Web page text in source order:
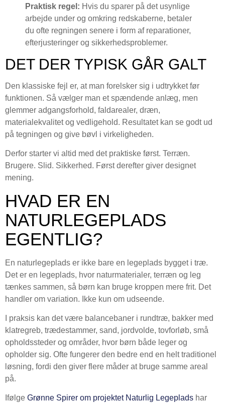
Praktisk regel: Hvis du sparer på det usynlige
arbejde under og omkring redskaberne, betaler
du ofte regningen senere i form af reparationer,
efterjusteringer og sikkerhedsproblemer.
DET DER TYPISK GÅR GALT
Den klassiske fejl er, at man forelsker sig i udtrykket før
funktionen. Så vælger man et spændende anlæg, men
glemmer adgangsforhold, faldarealer, dræn,
materialekvalitet og vedligehold. Resultatet kan se godt ud
på tegningen og give bøvl i virkeligheden.
Derfor starter vi altid med det praktiske først. Terræn.
Brugere. Slid. Sikkerhed. Først derefter giver designet
mening.
HVAD ER EN
NATURLEGEPLADS
EGENTLIG?
En naturlegeplads er ikke bare en legeplads bygget i træ.
Det er en legeplads, hvor naturmaterialer, terræn og leg
tænkes sammen, så børn kan bruge kroppen mere frit. Det
handler om variation. Ikke kun om udseende.
I praksis kan det være balancebaner i rundtræ, bakker med
klatregreb, trædestammer, sand, jordvolde, tovforløb, små
opholdssteder og områder, hvor børn både leger og
opholder sig. Ofte fungerer den bedre end en helt traditionel
løsning, fordi den giver flere måder at bruge samme areal
på.
Ifølge Grønne Spirer om projektet Naturlig Legeplads har